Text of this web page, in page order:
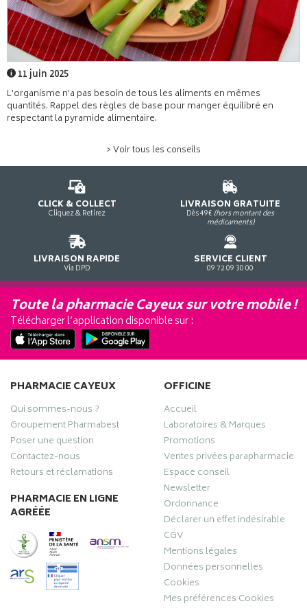
11 juin 2025
L'organisme n'a pas besoin de tous les aliments en mêmes
quantités. Rappel des règles de base pour manger équilibré en
respectant la pyramide alimentaire.
> Voir tous les conseils
CLICK & COLLECT
Cliquez & Retirez
LIVRAISON GRATUITE
Dès 49€ (hors montant des
médicaments)
LIVRAISON RAPIDE
Via DPD
SERVICE CLIENT
09 72 09 30 00
Toute la pharmacie Cayeux sur votre mobile !
Télécharger l’application disponible sur :
PHARMACIE CAYEUX
Qui sommes-nous ?
Groupement Pharmabest
Poser une question
Contactez-nous
Retours et réclamations
PHARMACIE EN LIGNE
AGRÉÉE
OFFICINE
Accueil
Laboratoires & Marques
Promotions
Ventes privées parapharmacie
Espace conseil
Newsletter
Ordonnance
Déclarer un effet indésirable
CGV
Mentions légales
Données personnelles
Cookies
Mes préférences Cookies